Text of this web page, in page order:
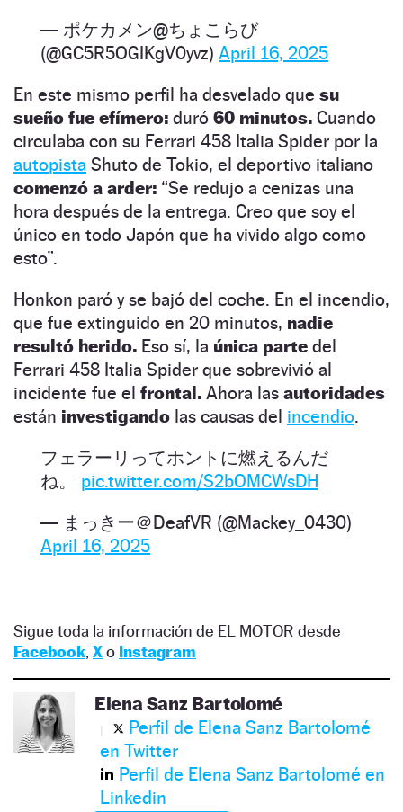
— ポケカメン@ちょこらび
(@GC5R5OGIKgV0yvz) April 16, 2025
En este mismo perfil ha desvelado que su
sueño fue efímero: duró 60 minutos. Cuando
circulaba con su Ferrari 458 Italia Spider por la
autopista Shuto de Tokio, el deportivo italiano
comenzó a arder: “Se redujo a cenizas una
hora después de la entrega. Creo que soy el
único en todo Japón que ha vivido algo como
esto”.
Honkon paró y se bajó del coche. En el incendio,
que fue extinguido en 20 minutos, nadie
resultó herido. Eso sí, la única parte del
Ferrari 458 Italia Spider que sobrevivió al
incidente fue el frontal. Ahora las autoridades
están investigando las causas del incendio.
フェラーリってホントに燃えるんだ
ね。 pic.twitter.com/S2bOMCWsDH
— まっきー＠DeafVR (@Mackey_0430)
April 16, 2025
Sigue toda la información de EL MOTOR desde
Facebook, Xo Instagram
Elena Sanz Bartolomé
Perfil de Elena Sanz Bartolomé
en Twitter
Perfil de Elena Sanz Bartolomé en
Linkedin